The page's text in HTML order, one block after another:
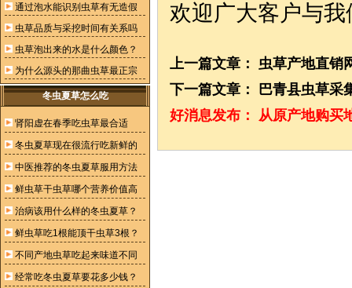
通过泡水能识别虫草有无造假
虫草品质与采挖时间有关系吗
虫草泡出来的水是什么颜色？
为什么源头的那曲虫草最正宗
冬虫夏草怎么吃
肾阳虚在春季吃虫草最合适
冬虫夏草现在很流行吃新鲜的
中医推荐的冬虫夏草服用方法
鲜虫草干虫草哪个营养价值高
治病该用什么样的冬虫夏草？
鲜虫草吃1根能顶干虫草3根？
不同产地虫草吃起来味道不同
经常吃冬虫夏草要花多少钱？
欢迎广大客户与
上一篇文章： 虫草产地直销
下一篇文章： 巴青县虫草采
好消息发布： 从原产地购买